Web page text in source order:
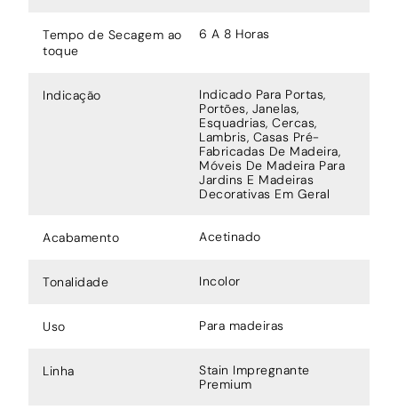
Tempo de Secagem ao
toque
6 A 8 Horas
Indicação
Indicado Para Portas,
Portões, Janelas,
Esquadrias, Cercas,
Lambris, Casas Pré-
Fabricadas De Madeira,
Móveis De Madeira Para
Jardins E Madeiras
Decorativas Em Geral
Acabamento Acetinado
Tonalidade Incolor
Uso Para madeiras
Linha
Stain Impregnante
Premium